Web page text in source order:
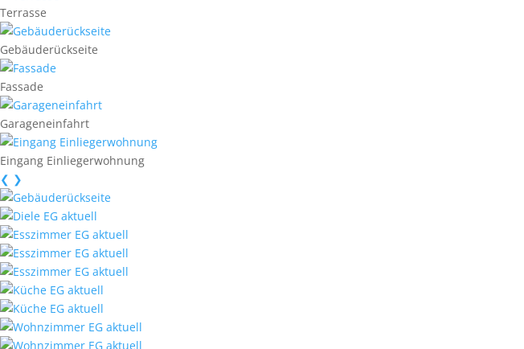
Terrasse
Gebäuderückseite
Fassade
Garageneinfahrt
Eingang Einliegerwohnung
❮ ❯